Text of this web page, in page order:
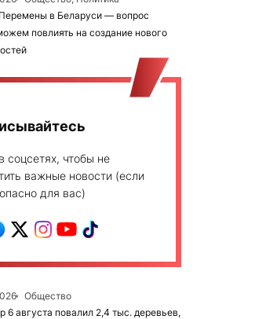
в Беларуси — вопрос
повлиять на создание нового
соцсетях, чтобы не
важные новости (если
для вас)
Общество
6 августа повалил 2,4 тыс. деревьев,